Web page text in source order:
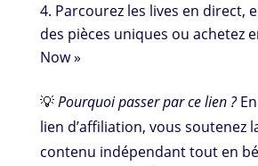
Parcourez les lives en direct,
des pièces uniques ou achetez
Now »
💡Pourquoi passer par ce lien ?
lien d’affiliation, vous soutenez
contenu indépendant tout en